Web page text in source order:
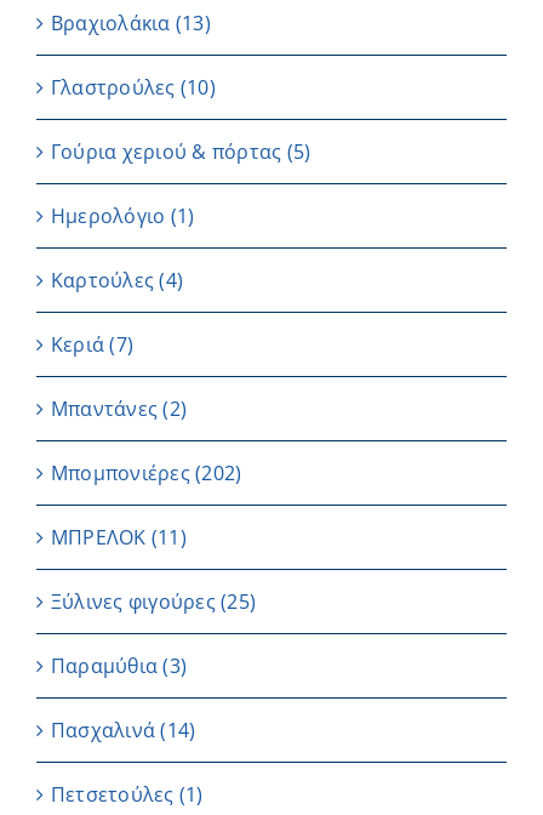
Βραχιολάκια (13)
Γλαστρούλες (10)
Γούρια χεριού & πόρτας (5)
Ημερολόγιο (1)
Καρτούλες (4)
Κεριά (7)
Μπαντάνες (2)
Μπομπονιέρες(202)
ΜΠΡΕΛΟΚ (11)
Ξύλινες φιγούρες(25)
Παραμύθια (3)
Πασχαλινά (14)
Πετσετούλες (1)